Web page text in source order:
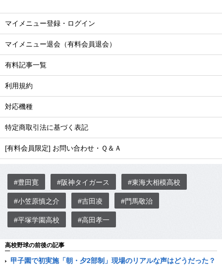
マイメニュー登録・ログイン
マイメニュー退会（有料会員退会）
有料記事一覧
利用規約
対応機種
特定商取引法に基づく表記
[有料会員限定] お問い合わせ・Ｑ＆Ａ
#豊田寛 #阪神タイガース #東海大相模高校
#小笠原慎之介 #吉田凌 #門馬敬治
#平塚学園高校 #高田孝一
高校野球の前後の記事
甲子園で初実施「朝・夕2部制」現場のリアルな声はどうだった？